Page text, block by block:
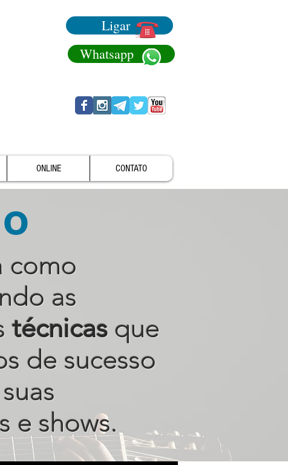
Ligar
Whatsapp
ONLINE CONTATO
como
as
técnicas que
de sucesso
e shows.